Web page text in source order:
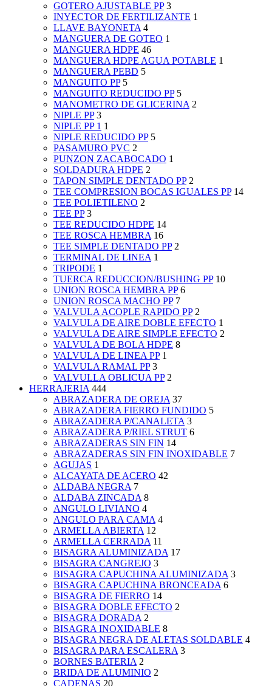
GOTERO AJUSTABLE PP 3
INYECTOR DE FERTILIZANTE 1
LLAVE BAYONETA 4
MANGUERA DE GOTEO 1
MANGUERA HDPE 46
MANGUERA HDPE AGUA POTABLE 1
MANGUERA PEBD 5
MANGUITO PP 5
MANGUITO REDUCIDO PP 5
MANOMETRO DE GLICERINA 2
NIPLE PP 3
NIPLE PP 1 1
NIPLE REDUCIDO PP 5
PASAMURO PVC 2
PUNZON ZACABOCADO 1
SOLDADURA HDPE 2
TAPON SIMPLE DENTADO PP 2
TEE COMPRESION BOCAS IGUALES PP 14
TEE POLIETILENO 2
TEE PP 3
TEE REDUCIDO HDPE 14
TEE ROSCA HEMBRA 16
TEE SIMPLE DENTADO PP 2
TERMINAL DE LINEA 1
TRIPODE 1
TUERCA REDUCCION/BUSHING PP 10
UNION ROSCA HEMBRA PP 6
UNION ROSCA MACHO PP 7
VALVULA ACOPLE RAPIDO PP 2
VALVULA DE AIRE DOBLE EFECTO 1
VALVULA DE AIRE SIMPLE EFECTO 2
VALVULA DE BOLA HDPE 8
VALVULA DE LINEA PP 1
VALVULA RAMAL PP 3
VALVULLA OBLICUA PP 2
HERRAJERIA 444
ABRAZADERA DE OREJA 37
ABRAZADERA FIERRO FUNDIDO 5
ABRAZADERA P/CANALETA 3
ABRAZADERA P/RIEL STRUT 6
ABRAZADERAS SIN FIN 14
ABRAZADERAS SIN FIN INOXIDABLE 7
AGUJAS 1
ALCAYATA DE ACERO 42
ALDABA NEGRA 7
ALDABA ZINCADA 8
ANGULO LIVIANO 4
ANGULO PARA CAMA 4
ARMELLA ABIERTA 12
ARMELLA CERRADA 11
BISAGRA ALUMINIZADA 17
BISAGRA CANGREJO 3
BISAGRA CAPUCHINA ALUMINIZADA 3
BISAGRA CAPUCHINA BRONCEADA 6
BISAGRA DE FIERRO 14
BISAGRA DOBLE EFECTO 2
BISAGRA DORADA 2
BISAGRA INOXIDABLE 8
BISAGRA NEGRA DE ALETAS SOLDABLE 4
BISAGRA PARA ESCALERA 3
BORNES BATERIA 2
BRIDA DE ALUMINIO 2
CADENAS 20